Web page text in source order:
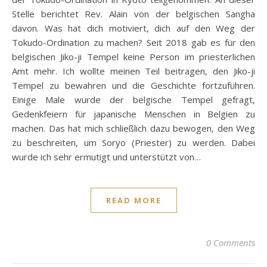
Stelle berichtet Rev. Alain von der belgischen Sangha
davon. Was hat dich motiviert, dich auf den Weg der
Tokudo-Ordination zu machen? Seit 2018 gab es für den
belgischen Jiko-ji Tempel keine Person im priesterlichen
Amt mehr. Ich wollte meinen Teil beitragen, den Jiko-ji
Tempel zu bewahren und die Geschichte fortzuführen.
Einige Male wurde der belgische Tempel gefragt,
Gedenkfeiern für japanische Menschen in Belgien zu
machen. Das hat mich schließlich dazu bewogen, den Weg
zu beschreiten, um Soryo (Priester) zu werden. Dabei
wurde ich sehr ermutigt und unterstützt von…
READ MORE
0 Comments